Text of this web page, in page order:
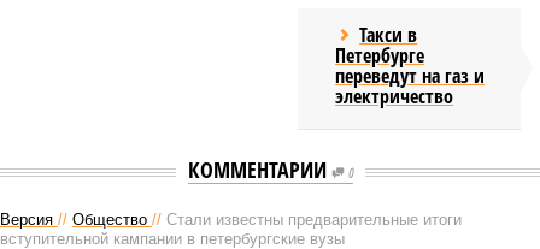
Такси в
Петербурге
переведут на газ и
электричество
КОММЕНТАРИИ 0
Версия // Общество // Стали известны предварительные итоги
вступительной кампании в петербургские вузы